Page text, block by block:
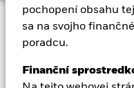
pochopení obsahu
sa na svojho
poradcu.
Finanční
Naša spoločnosť
Investičný
Cieľom fondu je
investovať spôsobom,
investovania